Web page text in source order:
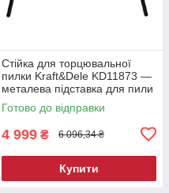
Стійка для торцювальної
пилки Kraft&Dele KD11873 —
металева підставка для пили
Готово до відправки
4 999 ₴ 6 096,34 ₴
Купити